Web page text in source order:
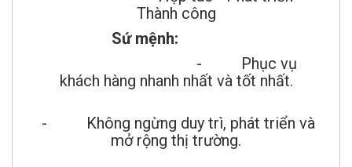
Thành công
Sứ mệnh:
- Phục vụ
khách hàng nhanh nhất và tốt nhất.
- Không ngừng duy trì, phát triển và
mở rộng thị trường.